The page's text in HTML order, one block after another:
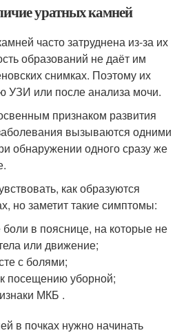
уратных камней
часто затруднена из-за их
образований не даёт им
снимках. Поэтому их
УЗИ или после анализа мочи.
признаком развития
вызываются одними
обнаружении одного сразу же
как образуются
но заметит такие симптомы:
в пояснице, на которые не
или движение;
с болями;
посещению уборной;
МКБ .
в почках нужно начинать